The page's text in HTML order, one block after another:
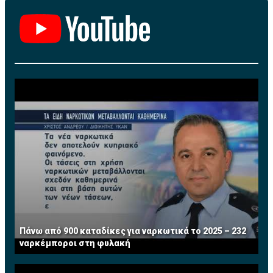
Πάνω από 900 καταδίκες για ναρκωτικά το 2025 – 232
ναρκέμποροι στη φυλακή